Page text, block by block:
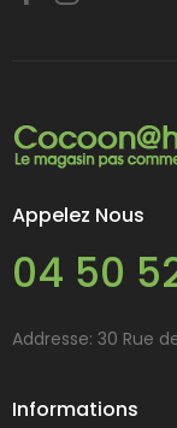
Appelez Nous
04 50
Addresse: 30 Rue
Informations